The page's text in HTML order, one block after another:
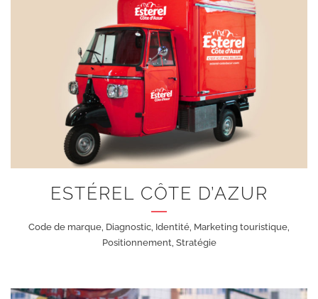
+
ESTÉREL CÔTE D’AZUR
Code de marque, Diagnostic, Identité, Marketing touristique,
Positionnement, Stratégie